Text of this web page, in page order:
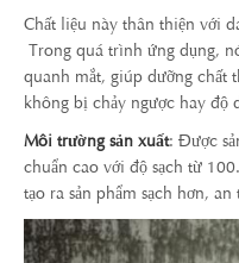
Chất liệu này thân thiện với
Trong quá trình ứng dụng,
quanh mắt, giúp dưỡng chất
không bị chảy ngược hay độ
Môi trường sản xuất: Được
chuẩn cao với độ sạch từ
tạo ra sản phẩm sạch hơn, an